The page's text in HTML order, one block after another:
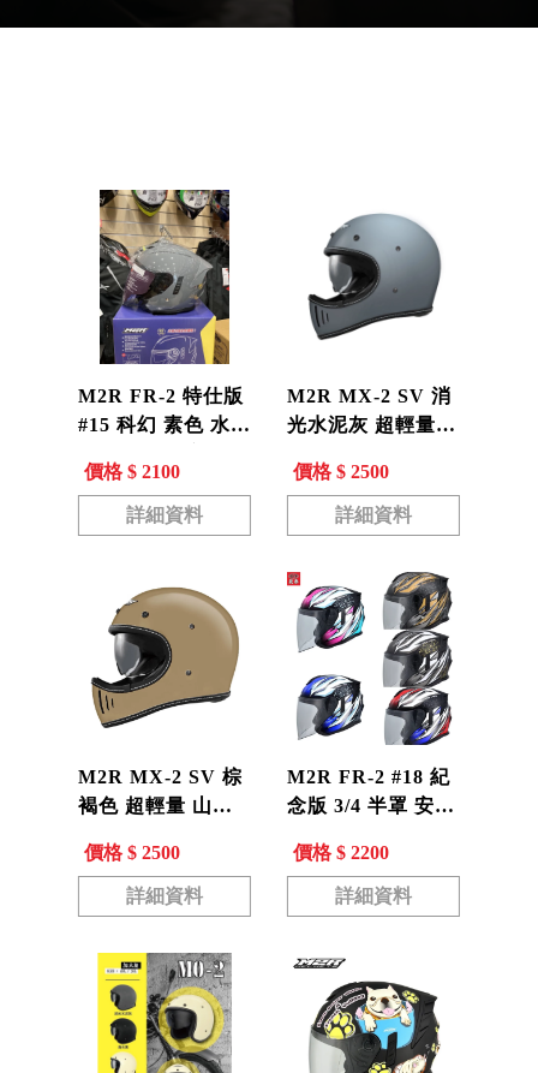
M2R FR-2 特仕版
#15 科幻 素色 水泥
内墨片 FR2
價格 $ 2100
詳細資料
M2R MX-2 SV 消
光水泥灰 超輕量
帽 全罩帽 安全帽
內藏墨鏡
價格 $ 2500
詳細資料
M2R MX-2 SV 棕
褐色 超輕量 山車
罩帽 安全帽 內藏
價格 $ 2500
詳細資料
M2R FR-2 #18 紀
念版 3/4 半罩 安全
價格 $ 2200
詳細資料